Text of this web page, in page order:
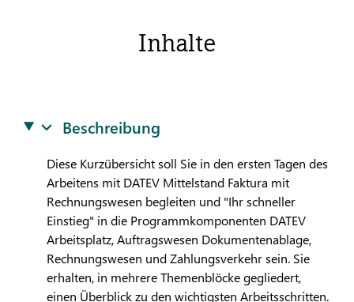
Inhalte
Beschreibung
Diese Kurzübersicht soll Sie in den ersten Tagen des
Arbeitens mit DATEVMittelstand Faktura mit
Rechnungswesen begleiten und "Ihr schneller
Einstieg" in die Programmkomponenten DATEV
Arbeitsplatz, Auftragswesen Dokumentenablage,
Rechnungswesen und Zahlungsverkehr sein. Sie
erhalten, in mehrere Themenblöcke gegliedert,
einen Überblick zu den wichtigsten Arbeitsschritten.